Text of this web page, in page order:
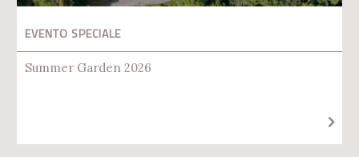
EVENTO SPECIALE
Summer Garden 2026